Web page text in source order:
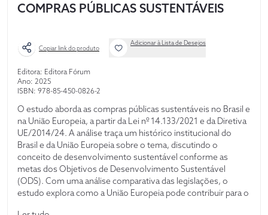
COMPRAS PÚBLICAS SUSTENTÁVEIS
Copiar link do produto
Adicionar à Lista de Desejos
Editora: Editora Fórum
Ano: 2025
ISBN: 978-85-450-0826-2
O estudo aborda as compras públicas sustentáveis no Brasil e
na União Europeia, a partir da Lei nº 14.133/2021 e da Diretiva
UE/2014/24. A análise traça um histórico institucional do
Brasil e da União Europeia sobre o tema, discutindo o
conceito de desenvolvimento sustentável conforme as
metas dos Objetivos de Desenvolvimento Sustentável
(ODS). Com uma análise comparativa das legislações, o
estudo explora como a União Europeia pode contribuir para o